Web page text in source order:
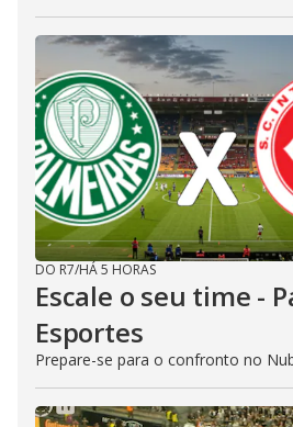
DO R7/HÁ 5 HORAS
Escale o seu time -
Esportes
Prepare-se para o confronto no